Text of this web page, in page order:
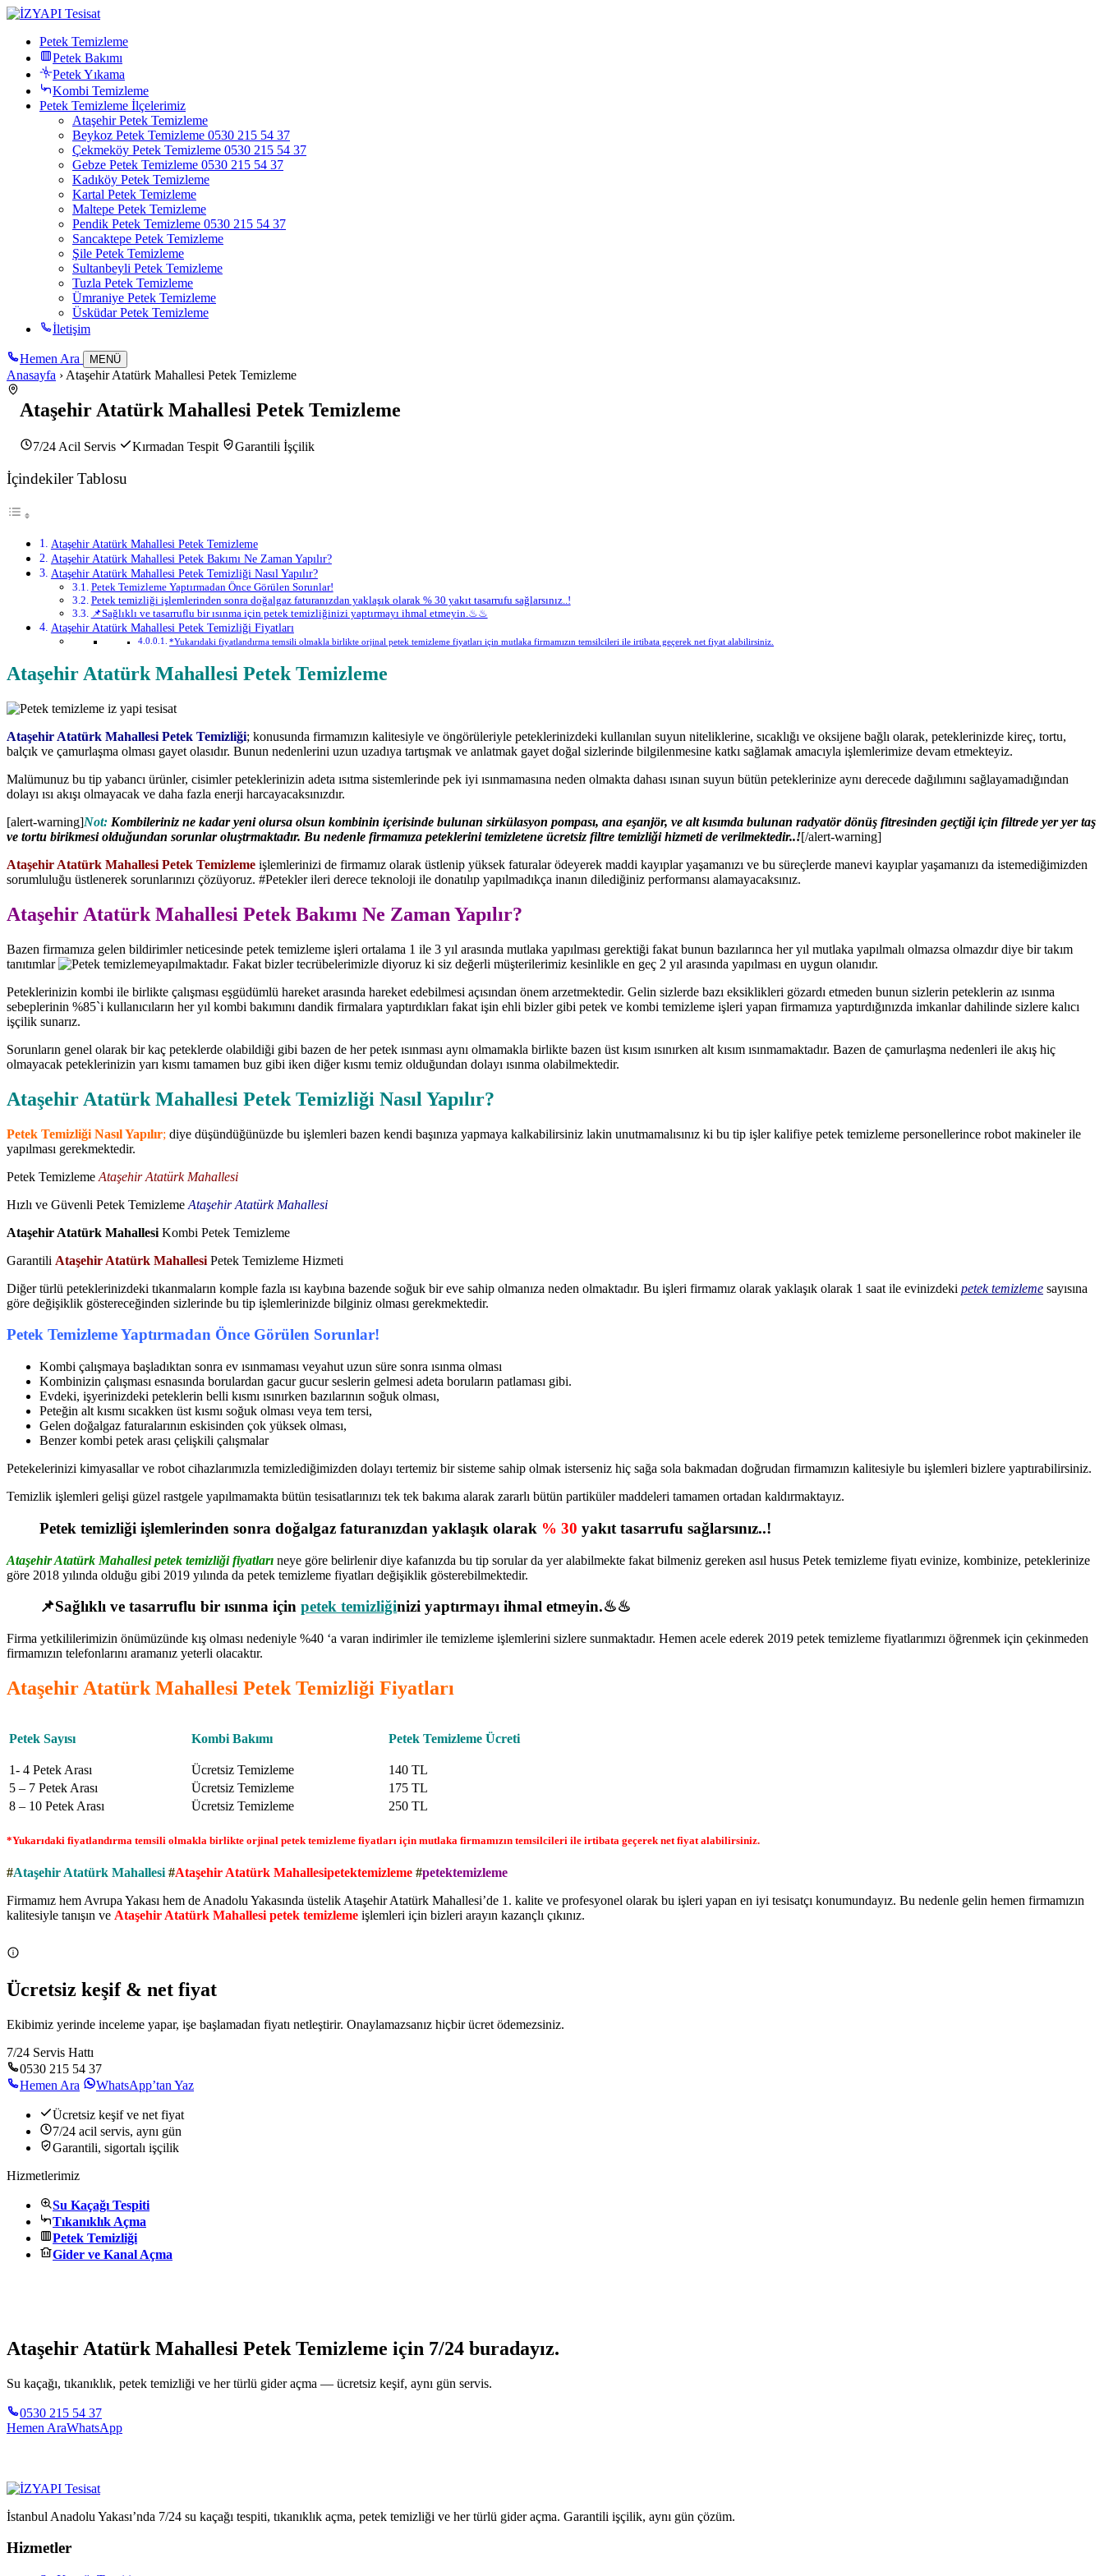
Petek Temizleme
Petek Bakımı
Petek Yıkama
Kombi Temizleme
Petek Temizleme İlçelerimiz
Ataşehir Petek Temizleme
Beykoz Petek Temizleme 0530 215 54 37
Çekmeköy Petek Temizleme 0530 215 54 37
Gebze Petek Temizleme 0530 215 54 37
Kadıköy Petek Temizleme
Kartal Petek Temizleme
Maltepe Petek Temizleme
Pendik Petek Temizleme 0530 215 54 37
Sancaktepe Petek Temizleme
Şile Petek Temizleme
Sultanbeyli Petek Temizleme
Tuzla Petek Temizleme
Ümraniye Petek Temizleme
Üsküdar Petek Temizleme
İletişim
Hemen Ara MENÜ
Anasayfa › Ataşehir Atatürk Mahallesi Petek Temizleme
Ataşehir Atatürk Mahallesi Petek Temizleme
7/24 Acil Servis Kırmadan Tespit Garantili İşçilik
İçindekiler Tablosu
Ataşehir Atatürk Mahallesi Petek Temizleme
Ataşehir Atatürk Mahallesi Petek Bakımı Ne Zaman Yapılır?
Ataşehir Atatürk Mahallesi Petek Temizliği Nasıl Yapılır?
Petek Temizleme Yaptırmadan Önce Görülen Sorunlar!
Petek temizliği işlemlerinden sonra doğalgaz faturanızdan yaklaşık olarak % 30 yakıt tasarrufu sağlarsınız..!
📌Sağlıklı ve tasarruflu bir ısınma için petek temizliğinizi yaptırmayı ihmal etmeyin.♨♨
Ataşehir Atatürk Mahallesi Petek Temizliği Fiyatları
*Yukarıdaki fiyatlandırma temsili olmakla birlikte orjinal petek temizleme fiyatları için mutlaka firmamızın temsilcileri ile irtibata geçerek net fiyat alabilirsiniz.
Ataşehir Atatürk Mahallesi Petek Temizleme
Ataşehir Atatürk Mahallesi Petek Temizliği; konusunda firmamızın kalitesiyle ve öngörüleriyle peteklerinizdeki kullanılan suyun niteliklerine, sıcaklığı ve oksijene bağlı olarak, peteklerinizde kireç, tortu,
balçık ve çamurlaşma olması gayet olasıdır. Bunun nedenlerini uzun uzadıya tartışmak ve anlatmak gayet doğal sizlerinde bilgilenmesine katkı sağlamak amacıyla işlemlerimize devam etmekteyiz.
Malümunuz bu tip yabancı ürünler, cisimler peteklerinizin adeta ısıtma sistemlerinde pek iyi ısınmamasına neden olmakta dahası ısınan suyun bütün peteklerinize aynı derecede dağılımını sağlayamadığından
dolayı ısı akışı olmayacak ve daha fazla enerji harcayacaksınızdır.
[alert-warning]Not: Kombileriniz ne kadar yeni olursa olsun kombinin içerisinde bulunan sirkülasyon pompası, ana eşanjör, ve alt kısımda bulunan radyatör dönüş fitresinden geçtiği için filtrede yer yer taş
ve tortu birikmesi olduğundan sorunlar oluştrmaktadır. Bu nedenle firmamıza peteklerini temizletene ücretsiz filtre temizliği hizmeti de verilmektedir..![/alert-warning]
Ataşehir Atatürk Mahallesi Petek Temizleme işlemlerinizi de firmamız olarak üstlenip yüksek faturalar ödeyerek maddi kayıplar yaşamanızı ve bu süreçlerde manevi kayıplar yaşamanızı da istemediğimizden
sorumluluğu üstlenerek sorunlarınızı çözüyoruz. #Petekler ileri derece teknoloji ile donatılıp yapılmadıkça inanın dilediğiniz performansı alamayacaksınız.
Ataşehir Atatürk Mahallesi Petek Bakımı Ne Zaman Yapılır?
Bazen firmamıza gelen bildirimler neticesinde petek temizleme işleri ortalama 1 ile 3 yıl arasında mutlaka yapılması gerektiği fakat bunun bazılarınca her yıl mutlaka yapılmalı olmazsa olmazdır diye bir takım
tanıtımlar
yapılmaktadır. Fakat bizler tecrübelerimizle diyoruz ki siz değerli müşterilerimiz kesinlikle en geç 2 yıl arasında yapılması en uygun olanıdır.
Peteklerinizin kombi ile birlikte çalışması eşgüdümlü hareket arasında hareket edebilmesi açısından önem arzetmektedir. Gelin sizlerde bazı eksiklikleri gözardı etmeden bunun sizlerin peteklerin az ısınma
sebeplerinin %85`i kullanıcıların her yıl kombi bakımını dandik firmalara yaptırdıkları fakat işin ehli bizler gibi petek ve kombi temizleme işleri yapan firmamıza yaptırdığınızda imkanlar dahilinde sizlere kalıcı
işçilik sunarız.
Sorunların genel olarak bir kaç peteklerde olabildiği gibi bazen de her petek ısınması aynı olmamakla birlikte bazen üst kısım ısınırken alt kısım ısınmamaktadır. Bazen de çamurlaşma nedenleri ile akış hiç
olmayacak peteklerinizin yarı kısmı tamamen buz gibi iken diğer kısmı temiz olduğundan dolayı ısınma olabilmektedir.
Ataşehir Atatürk Mahallesi Petek Temizliği Nasıl Yapılır?
Petek Temizliği Nasıl Yapılır; diye düşündüğünüzde bu işlemleri bazen kendi başınıza yapmaya kalkabilirsiniz lakin unutmamalısınız ki bu tip işler kalifiye petek temizleme personellerince robot makineler ile
yapılması gerekmektedir.
Petek Temizleme Ataşehir Atatürk Mahallesi
Hızlı ve Güvenli Petek Temizleme Ataşehir Atatürk Mahallesi
Ataşehir Atatürk Mahallesi Kombi Petek Temizleme
Garantili Ataşehir Atatürk Mahallesi Petek Temizleme Hizmeti
Diğer türlü peteklerinizdeki tıkanmaların komple fazla ısı kaybına bazende soğuk bir eve sahip olmanıza neden olmaktadır. Bu işleri firmamız olarak yaklaşık olarak 1 saat ile evinizdeki petek temizleme sayısına
göre değişiklik göstereceğinden sizlerinde bu tip işlemlerinizde bilginiz olması gerekmektedir.
Petek Temizleme Yaptırmadan Önce Görülen Sorunlar!
Kombi çalışmaya başladıktan sonra ev ısınmaması veyahut uzun süre sonra ısınma olması
Kombinizin çalışması esnasında borulardan gacur gucur seslerin gelmesi adeta boruların patlaması gibi.
Evdeki, işyerinizdeki peteklerin belli kısmı ısınırken bazılarının soğuk olması,
Peteğin alt kısmı sıcakken üst kısmı soğuk olması veya tem tersi,
Gelen doğalgaz faturalarının eskisinden çok yüksek olması,
Benzer kombi petek arası çelişkili çalışmalar
Petekelerinizi kimyasallar ve robot cihazlarımızla temizlediğimizden dolayı tertemiz bir sisteme sahip olmak isterseniz hiç sağa sola bakmadan doğrudan firmamızın kalitesiyle bu işlemleri bizlere yaptırabilirsiniz.
Temizlik işlemleri gelişi güzel rastgele yapılmamakta bütün tesisatlarınızı tek tek bakıma alarak zararlı bütün partiküler maddeleri tamamen ortadan kaldırmaktayız.
Petek temizliği işlemlerinden sonra doğalgaz faturanızdan yaklaşık olarak % 30 yakıt tasarrufu sağlarsınız..!
Ataşehir Atatürk Mahallesi petek temizliği fiyatları neye göre belirlenir diye kafanızda bu tip sorular da yer alabilmekte fakat bilmeniz gereken asıl husus Petek temizleme fiyatı evinize, kombinize, peteklerinize
göre 2018 yılında olduğu gibi 2019 yılında da petek temizleme fiyatları değişiklik gösterebilmektedir.
📌Sağlıklı ve tasarruflu bir ısınma için petek temizliğinizi yaptırmayı ihmal etmeyin.♨♨
Firma yetkililerimizin önümüzünde kış olması nedeniyle %40 ‘a varan indirimler ile temizleme işlemlerini sizlere sunmaktadır. Hemen acele ederek 2019 petek temizleme fiyatlarımızı öğrenmek için çekinmeden
firmamızın telefonlarını aramanız yeterli olacaktır.
Ataşehir Atatürk Mahallesi Petek Temizliği Fiyatları
Petek Sayısı Kombi Bakımı Petek Temizleme Ücreti
1- 4 Petek Arası Ücretsiz Temizleme
140 TL
5 – 7 Petek Arası
Ücretsiz Temizleme
175 TL
8 – 10 Petek Arası
Ücretsiz Temizleme 250 TL
*Yukarıdaki fiyatlandırma temsili olmakla birlikte orjinal petek temizleme fiyatları için mutlaka firmamızın temsilcileri ile irtibata geçerek net fiyat alabilirsiniz.
#Ataşehir Atatürk Mahallesi #Ataşehir Atatürk Mahallesipetektemizleme #petektemizleme
Firmamız hem Avrupa Yakası hem de Anadolu Yakasında üstelik Ataşehir Atatürk Mahallesi’de 1. kalite ve profesyonel olarak bu işleri yapan en iyi tesisatçı konumundayız. Bu nedenle gelin hemen firmamızın
kalitesiyle tanışın ve Ataşehir Atatürk Mahallesi petek temizleme işlemleri için bizleri arayın kazançlı çıkınız.
Ücretsiz keşif & net fiyat
Ekibimiz yerinde inceleme yapar, işe başlamadan fiyatı netleştirir. Onaylamazsanız hiçbir ücret ödemezsiniz.
7/24 Servis Hattı
0530 215 54 37
Hemen Ara
WhatsApp’tan Yaz
Ücretsiz keşif ve net fiyat
7/24 acil servis, aynı gün
Garantili, sigortalı işçilik
Hizmetlerimiz
Su Kaçağı Tespiti
Tıkanıklık Açma
Petek Temizliği
Gider ve Kanal Açma
Ataşehir Atatürk Mahallesi Petek Temizleme için 7/24 buradayız.
Su kaçağı, tıkanıklık, petek temizliği ve her türlü gider açma — ücretsiz keşif, aynı gün servis.
0530 215 54 37
Hemen AraWhatsApp
İstanbul Anadolu Yakası’nda 7/24 su kaçağı tespiti, tıkanıklık açma, petek temizliği ve her türlü gider açma. Garantili işçilik, aynı gün çözüm.
Hizmetler